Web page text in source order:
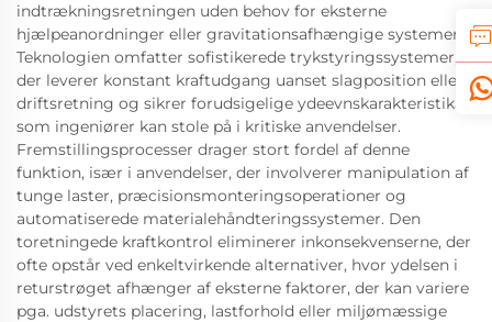
indtrækningsretningen uden behov for eksterne
hjælpeanordninger eller gravitationsafhængige systemer.
Teknologien omfatter sofistikerede trykstyringssystemer,
der leverer konstant kraftudgang uanset slagposition eller
driftsretning og sikrer forudsigelige ydeevnskarakteristika,
som ingeniører kan stole på i kritiske anvendelser.
Fremstillingsprocesser drager stort fordel af denne
funktion, især i anvendelser, der involverer manipulation af
tunge laster, præcisionsmonteringsoperationer og
automatiserede materialehåndteringssystemer. Den
toretningede kraftkontrol eliminerer inkonsekvenserne, der
ofte opstår ved enkeltvirkende alternativer, hvor ydelsen i
returstrøget afhænger af eksterne faktorer, der kan variere
pga. udstyrets placering, lastforhold eller miljømæssige